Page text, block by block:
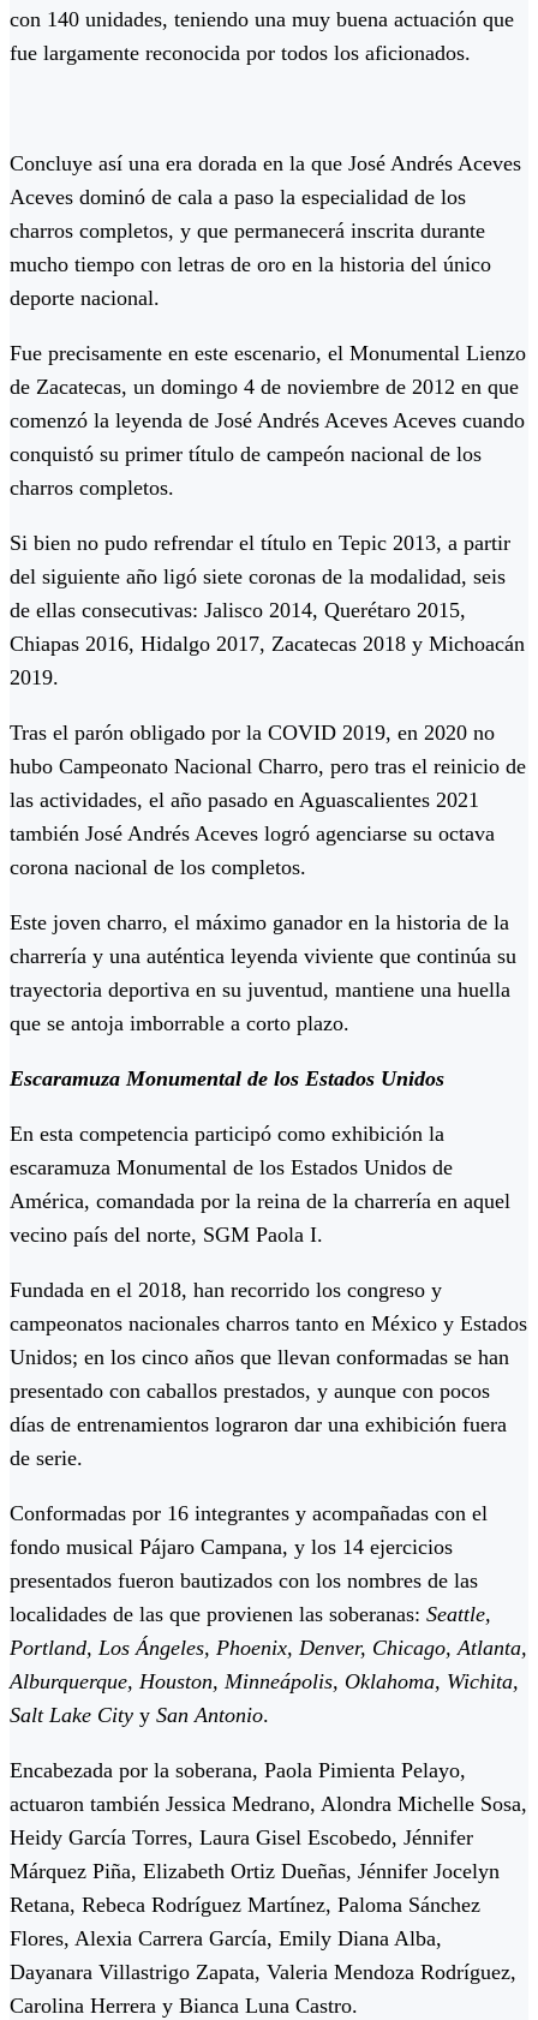
con 140 unidades, teniendo una muy buena actuación que
fue largamente reconocida por todos los aficionados.
Concluye así una era dorada en la que José Andrés Aceves
Aceves dominó de cala a paso la especialidad de los
charros completos, y que permanecerá inscrita durante
mucho tiempo con letras de oro en la historia del único
deporte nacional.
Fue precisamente en este escenario, el Monumental Lienzo
de Zacatecas, un domingo 4 de noviembre de 2012 en que
comenzó la leyenda de José Andrés Aceves Aceves cuando
conquistó su primer título de campeón nacional de los
charros completos.
Si bien no pudo refrendar el título en Tepic 2013, a partir
del siguiente año ligó siete coronas de la modalidad, seis
de ellas consecutivas: Jalisco 2014, Querétaro 2015,
Chiapas 2016, Hidalgo 2017, Zacatecas 2018 y Michoacán
2019.
Tras el parón obligado por la COVID 2019, en 2020 no
hubo Campeonato Nacional Charro, pero tras el reinicio de
las actividades, el año pasado en Aguascalientes 2021
también José Andrés Aceves logró agenciarse su octava
corona nacional de los completos.
Este joven charro, el máximo ganador en la historia de la
charrería y una auténtica leyenda viviente que continúa su
trayectoria deportiva en su juventud, mantiene una huella
que se antoja imborrable a corto plazo.
Escaramuza Monumental de los Estados Unidos
En esta competencia participó como exhibición la
escaramuza Monumental de los Estados Unidos de
América, comandada por la reina de la charrería en aquel
vecino país del norte, SGM Paola I.
Fundada en el 2018, han recorrido los congreso y
campeonatos nacionales charros tanto en México y Estados
Unidos; en los cinco años que llevan conformadas se han
presentado con caballos prestados, y aunque con pocos
días de entrenamientos lograron dar una exhibición fuera
de serie.
Conformadas por 16 integrantes y acompañadas con el
fondo musical Pájaro Campana, y los 14 ejercicios
presentados fueron bautizados con los nombres de las
localidades de las que provienen las soberanas: Seattle,
Portland, Los Ángeles, Phoenix, Denver, Chicago, Atlanta,
Alburquerque, Houston, Minneápolis, Oklahoma, Wichita,
Salt Lake City y San Antonio.
Encabezada por la soberana, Paola Pimienta Pelayo,
actuaron también Jessica Medrano, Alondra Michelle Sosa,
Heidy García Torres, Laura Gisel Escobedo, Jénnifer
Márquez Piña, Elizabeth Ortiz Dueñas, Jénnifer Jocelyn
Retana, Rebeca Rodríguez Martínez, Paloma Sánchez
Flores, Alexia Carrera García, Emily Diana Alba,
Dayanara Villastrigo Zapata, Valeria Mendoza Rodríguez,
Carolina Herrera y Bianca Luna Castro.